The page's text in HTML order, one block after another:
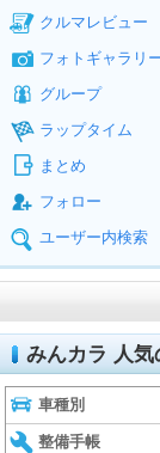
クルマレビュー
フォトギャラリ
グループ
ラップタイム
まとめ
フォロー
ユーザー内検索
みんカラ 人気
車種別
整備手帳